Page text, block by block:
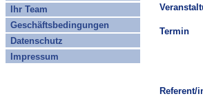
Ihr Team
Geschäftsbedingungen
Datenschutz
Impressum
Termin
Referent/